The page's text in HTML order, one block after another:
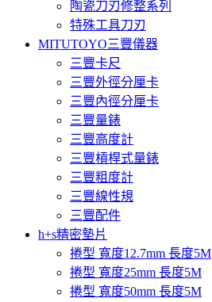
陶瓷刀刃修整系列
特殊工具刀刃
MITUTOYO三豐儀器
三豐卡尺
三豐外徑分厘卡
三豐內徑分厘卡
三豐量錶
三豐高度計
三豐槓桿式量錶
三豐粗度計
三豐線性規
三豐配件
h+s精密墊片
捲型 寬度12.7mm 長度5M
捲型 寬度25mm 長度5M
捲型 寬度50mm 長度5M